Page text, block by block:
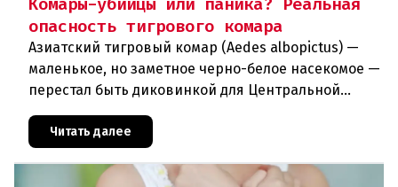
опасность тигрового комара
Азиатский тигровый комар (Aedes albopictus) —
маленькое, но заметное черно-белое насекомое —
перестал быть диковинкой для Центральной
обосновался в регионе и теперь
Читать далее